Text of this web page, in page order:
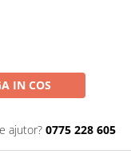
IN COS
ajutor? 0775 228 605